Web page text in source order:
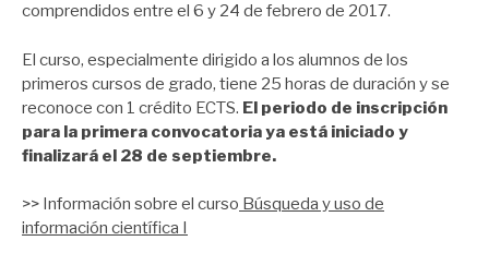
comprendidos entre el 6 y 24 de febrero de 2017.
El curso, especialmente dirigido a los alumnos de los
primeros cursos de grado, tiene 25 horas de duración y se
reconoce con 1 crédito ECTS. El periodo de inscripción
para la primera convocatoria ya está iniciado y
finalizará el 28 de septiembre.
>> Información sobre el curso Búsqueda y uso de
información científica I